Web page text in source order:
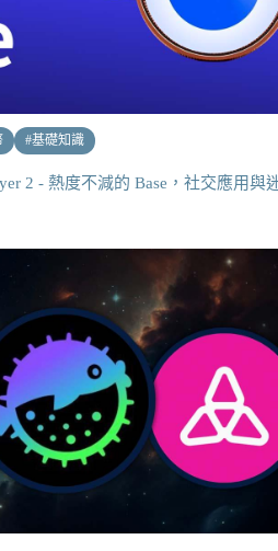
#基礎知識
2 - 熱度不減的 Base，社交應用與